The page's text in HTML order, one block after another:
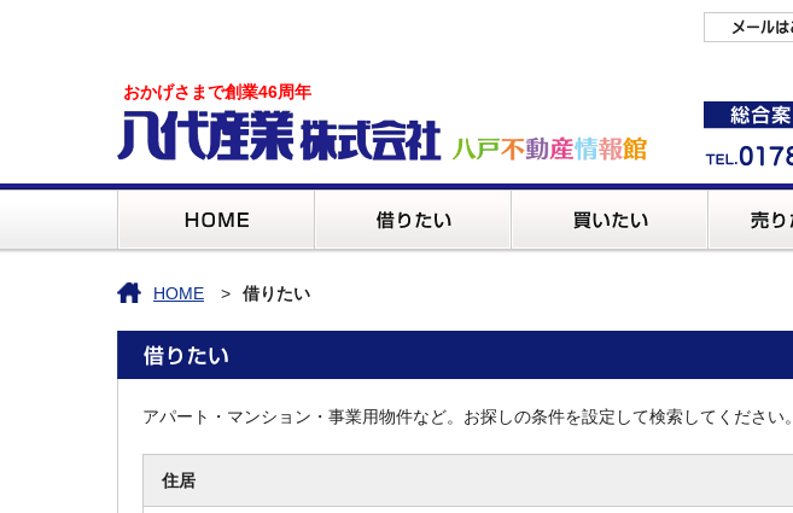
おかげさまで創業46周年
HOME 借りたい
アパート・マンション・事業用物件など。お探しの条件を設定して検索してください。
住居